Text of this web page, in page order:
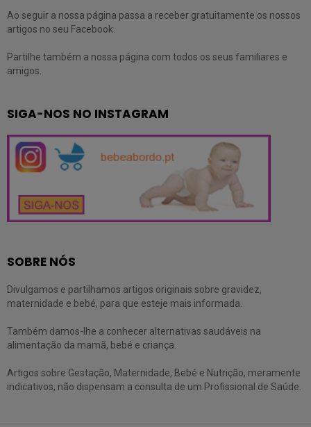
Ao seguir a nossa página passa a receber gratuitamente os nossos
artigos no seu Facebook.
Partilhe também a nossa página com todos os seus familiares e
amigos.
SIGA-NOS NO INSTAGRAM
SOBRE NÓS
Divulgamos e partilhamos artigos originais sobre gravidez,
maternidade e bebé, para que esteje mais informada.
Também damos-lhe a conhecer alternativas saudáveis na
alimentação da mamã, bebé e criança.
Artigos sobre Gestação, Maternidade, Bebé e Nutrição, meramente
indicativos, não dispensam a consulta de um Profissional de Saúde.